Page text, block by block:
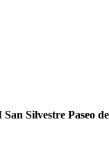
San Silvestre Paseo